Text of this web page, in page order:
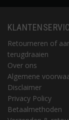
Retourneren of
terugdraaien
Over ons
Algemene
Disclaimer
Privacy Policy
Betaalmethoden